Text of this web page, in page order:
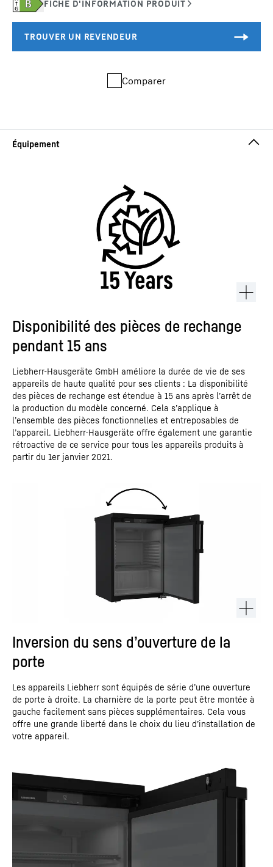
Comparer
Disponibilité des pièces de rechange
pendant 15 ans
Liebherr-Hausgeräte GmbH améliore la durée de vie de ses
appareils de haute qualité pour ses clients : La disponibilité
des pièces de rechange est étendue à 15 ans après l’arrêt de
la production du modèle concerné. Cela s’applique à
l’ensemble des pièces fonctionnelles et entreposables de
l’appareil. Liebherr-Hausgeräte offre également une garantie
rétroactive de ce service pour tous les appareils produits à
partir du 1er janvier 2021.
Inversion du sens d’ouverture de la
porte
Les appareils Liebherr sont équipés de série d’une ouverture
de porte à droite. La charnière de la porte peut être montée à
gauche facilement sans pièces supplémentaires. Cela vous
offre une grande liberté dans le choix du lieu d’installation de
votre appareil.